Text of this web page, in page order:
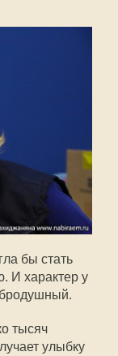
бы стать
И характер у
тысяч
улыбку